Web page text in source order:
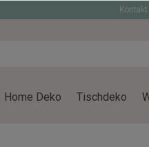
Kontakt
Home Deko Tischdeko